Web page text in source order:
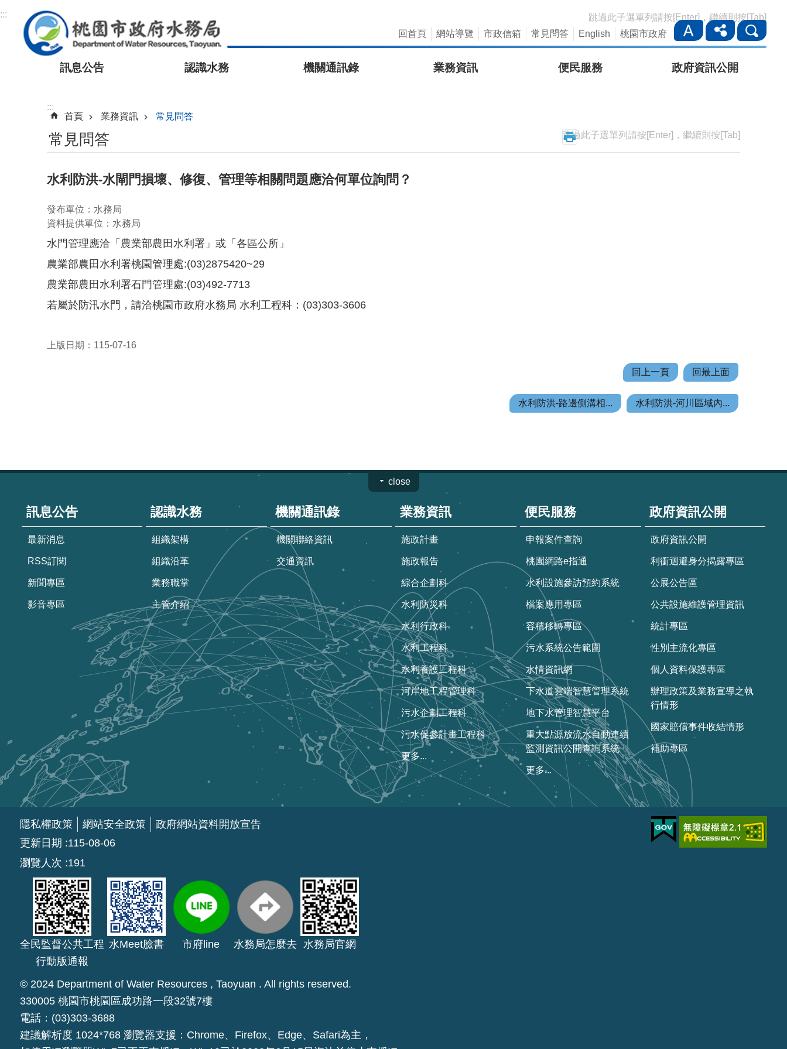
跳到主要內容區塊
:::
跳過此子選單列請按[Enter]，繼續則按[Tab]
回首頁
網站導覽 市政信箱 常見問答 English 桃園市政府
訊息公告 認識水務 機關通訊錄 業務資訊 便民服務 政府資訊公開
:::
首頁
業務資訊 常見問答
常見問答 跳過此子選單列請按[Enter]，繼續則按[Tab]
水利防洪-水閘門損壞、修復、管理等相關問題應洽何單位詢問？
發布單位：水務局
資料提供單位：水務局
水門管理應洽「農業部農田水利署」或「各區公所」
農業部農田水利署桃園管理處:(03)2875420~29
農業部農田水利署石門管理處:(03)492-7713
若屬於防汛水門，請洽桃園市政府水務局 水利工程科：(03)303-3606
上版日期：115-07-16
回上一頁 回最上面
水利防洪-路邊側溝相... 水利防洪-河川區域內...
close
訊息公告
最新消息
RSS訂閱
新聞專區
影音專區
認識水務
組織架構
組織沿革
業務職掌
主管介紹
機關通訊錄
機關聯絡資訊
交通資訊
業務資訊
施政計畫
施政報告
綜合企劃科
水利防災科
水利行政科
水利工程科
水利養護工程科
河岸地工程管理科
污水企劃工程科
污水促參計畫工程科
更多...
便民服務
申報案件查詢
桃園網路e指通
水利設施參訪預約系統
檔案應用專區
容積移轉專區
污水系統公告範圍
水情資訊網
下水道雲端智慧管理系統
地下水管理智慧平台
重大點源放流水自動連續
監測資訊公開查詢系統
更多...
政府資訊公開
政府資訊公開
利衝迴避身分揭露專區
公展公告區
公共設施維護管理資訊
統計專區
性別主流化專區
個人資料保護專區
辦理政策及業務宣導之執
行情形
國家賠償事件收結情形
補助專區
隱私權政策 網站安全政策
政府網站資料開放宣告
更新日期
115-08-06
瀏覽人次
191
全民監督公共工程
行動版通報
水Meet臉書 市府line 水務局怎麼去 水務局官網
© 2024 Department of Water Resources , Taoyuan . All rights reserved.
330005 桃園市桃園區成功路一段32號7樓
電話：(03)303-3688
建議解析度 1024*768 瀏覽器支援：Chrome、Firefox、Edge、Safari為主，